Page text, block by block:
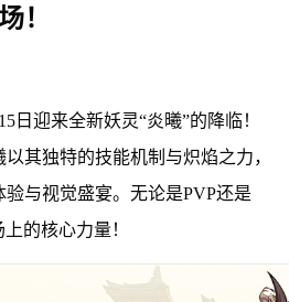
！
日迎来全新妖灵“炎曦”的降临！
其独特的技能机制与炽焰之力，
与视觉盛宴。无论是PVP还是
的核心力量！